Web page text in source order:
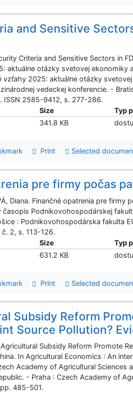
and Sensitive
Criteria and Sensitive Sectors in
aktuálne otázky svetovej ekonomiky
vzťahy 2025: aktuálne otázky
vedeckej konferencie. -
2585-9412, s. 277-286.
Size
Typ
341.8 KB
Print Selected
pre firmy počas
Diana. Finančné opatrenia pre firmy
časopis Podnikovohospodárskej
: Podnikovohospodárska fakulta
2, s. 113-126.
Size
Typ
631.2 KB
Print Selected
Subsidy Reform
Source Pollution?
Subsidy Reform Promote
In Agricultural Economics : An
Academy of Agricultural Sciences
- Praha : Czech Academy of
485-501.